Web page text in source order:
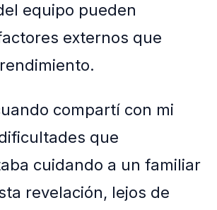
equipo pueden
externos que
compartí con mi
que
cuidando a un familiar
revelación, lejos de